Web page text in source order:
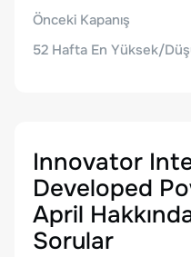
Önceki Kapanış
52 Hafta En Yüksek/
Innovator
Developed
April
Sorular